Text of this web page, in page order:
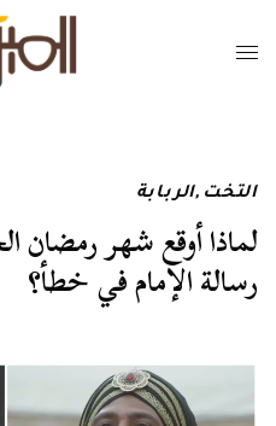
التخت ,الربابة
رسالة الإمام في خطأ؟